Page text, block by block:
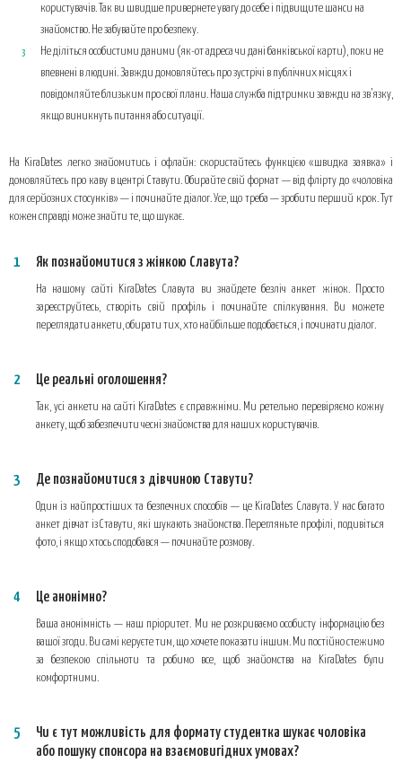
користувачів. Так ви швидше привернете увагу до себе і підвищите шанси на
знайомство. Не забувайте про безпеку.
Не діліться особистими даними (як-от адреса чи дані банківської карти), поки не
впевнені в людині. Завжди домовляйтесь про зустрічі в публічних місцях і
повідомляйте близьким про свої плани. Наша служба підтримки завжди на зв’язку,
якщо виникнуть питання або ситуації.
На KiraDates легко знайомитись і офлайн: скористайтесь функцією «швидка заявка» і
домовляйтесь про каву в центрі Ставути. Обирайте свій формат — від флірту до «чоловіка
для серйозних стосунків» — і починайте діалог. Усе, що треба — зробити перший крок. Тут
кожен справді може знайти те, що шукає.
Як познайомитися з жінкою Славута?
На нашому сайті KiraDates Славута ви знайдете безліч анкет жінок. Просто
зареєструйтесь, створіть свій профіль і починайте спілкування. Ви можете
переглядати анкети, обирати тих, хто найбільше подобається, і починати діалог.
Це реальні оголошення?
Так, усі анкети на сайті KiraDates є справжніми. Ми ретельно перевіряємо кожну
анкету, щоб забезпечити чесні знайомства для наших користувачів.
Де познайомитися з дівчиною Ставути?
Один із найпростіших та безпечних способів — це KiraDates Славута. У нас багато
анкет дівчат із Ставути, які шукають знайомства. Перегляньте профілі, подивіться
фото, і якщо хтось сподобався — починайте розмову.
Це анонімно?
Ваша анонімність — наш пріоритет. Ми не розкриваємо особисту інформацію без
вашої згоди. Ви самі керуєте тим, що хочете показати іншим. Ми постійно стежимо
за безпекою спільноти та робимо все, щоб знайомства на KiraDates були
комфортними.
Чи є тут можливість для формату студентка шукає чоловіка
або пошуку спонсора на взаємовигідних умовах?